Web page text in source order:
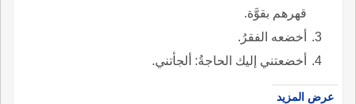
قهرهم بقوَّة.
أخضعه الفقرُ.
أخضعتني إليك الحاجةُ: ألجأتني.
عرض المزيد